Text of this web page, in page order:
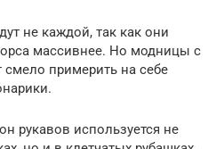
не каждой, так как они
массивнее. Но модницы с
примерить на себе
рукавов используется не